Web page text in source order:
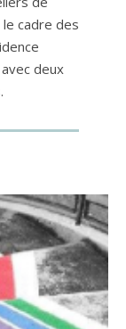
cadre des
deux